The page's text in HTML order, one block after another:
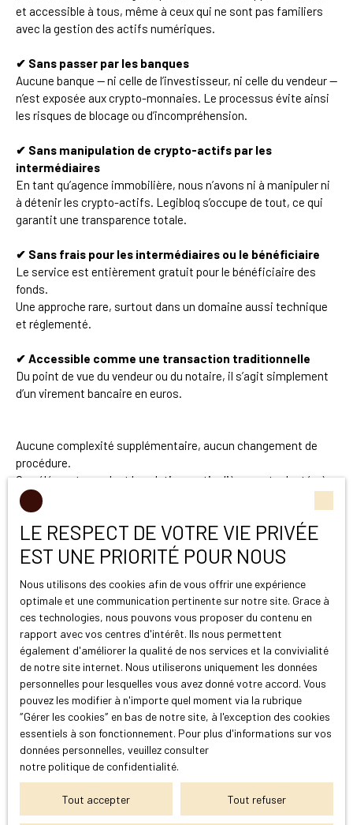
et accessible à tous, même à ceux qui ne sont pas familiers
avec la gestion des actifs numériques.
✔ Sans passer par les banques
Aucune banque — ni celle de l’investisseur, ni celle du vendeur —
n’est exposée aux crypto-monnaies. Le processus évite ainsi
les risques de blocage ou d’incompréhension.
✔ Sans manipulation de crypto-actifs par les
intermédiaires
En tant qu’agence immobilière, nous n’avons ni à manipuler ni
à détenir les crypto-actifs. Legibloq s’occupe de tout, ce qui
garantit une transparence totale.
✔ Sans frais pour les intermédiaires ou le bénéficiaire
Le service est entièrement gratuit pour le bénéficiaire des
fonds.
Une approche rare, surtout dans un domaine aussi technique
et réglementé.
✔ Accessible comme une transaction traditionnelle
Du point de vue du vendeur ou du notaire, il s’agit simplement
d’un virement bancaire en euros.
Aucune complexité supplémentaire, aucun changement de
procédure.
Ces éléments rendent la solution particulièrement adaptée à
l’immobilier, où la fluidité des transactions est essentielle.
Pourquoi ce partenariat est une
chance pour nos clients ?
En choisissantLegibloqcomme partenaire, Victoire
Propriétés renforce sa capacité à accompagner tous les
profils d’acquéreurs, même les plus modernes et technophiles.
Voici les principaux bénéfices pour nos clients :
✔ Ouvrir les portes de l’immobilier à ceux qui détiennent
de la crypto
De nombreux investisseurs disposent d’un patrimoine
significatif en crypto-actifs. Grâce à
Legibloq , ces actifs
peuvent désormais être utilisés pour financer un achat
LE RESPECT DE VOTRE VIE PRIVÉE
EST UNE PRIORITÉ POUR NOUS
Nous utilisons des cookies afin de vous offrir une expérience
optimale et une communication pertinente sur notre site. Grace à
ces technologies, nous pouvons vous proposer du contenu en
rapport avec vos centres d'intérêt. Ils nous permettent
également d'améliorer la qualité de nos services et la convivialité
de notre site internet. Nous utiliserons uniquement les données
personnelles pour lesquelles vous avez donné votre accord. Vous
pouvez les modifier à n'importe quel moment via la rubrique
″Gérer les cookies″ en bas de notre site, à l'exception des cookies
essentiels à son fonctionnement. Pour plus d'informations sur vos
données personnelles, veuillez consulter
notre politique de confidentialité.
Tout accepter Tout refuser